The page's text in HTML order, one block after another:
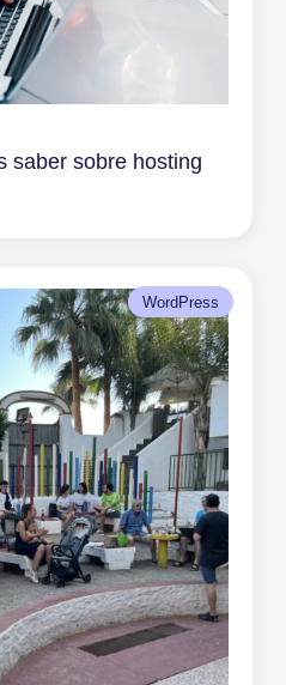
saber sobre hosting
WordPress